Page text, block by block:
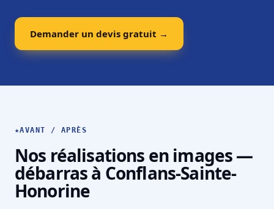
Demander un devis gratuit →
★AVANT / APRÈS
Nos réalisations en images —
débarras à Conflans-Sainte-
Honorine